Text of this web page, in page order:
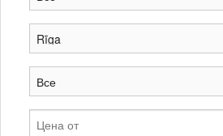
Оценка недвижимости
Услуги